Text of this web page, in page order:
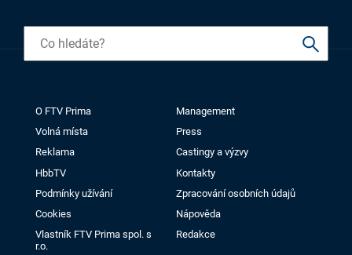
O FTV Prima
Management
Volná místa
Press
Reklama
Castingy a výzvy
HbbTV
Kontakty
Podmínky užívání
Zpracování osobních údajů
Cookies
Nápověda
Vlastník FTV Prima spol. s
r.o.
Redakce